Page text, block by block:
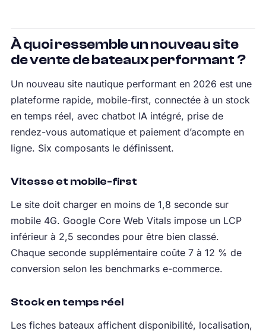
À quoi ressemble un nouveau site
de vente de bateaux performant ?
Un nouveau site nautique performant en 2026 est une
plateforme rapide, mobile-first, connectée à un stock
en temps réel, avec chatbot IA intégré, prise de
rendez-vous automatique et paiement d’acompte en
ligne. Six composants le définissent.
Vitesse et mobile-first
Le site doit charger en moins de 1,8 seconde sur
mobile 4G. Google Core Web Vitals impose un LCP
inférieur à 2,5 secondes pour être bien classé.
Chaque seconde supplémentaire coûte 7 à 12 % de
conversion selon les benchmarks e-commerce.
Stock en temps réel
Les fiches bateaux affichent disponibilité, localisation,